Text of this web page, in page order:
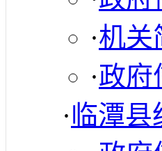
·机关
·政府
·临潭县